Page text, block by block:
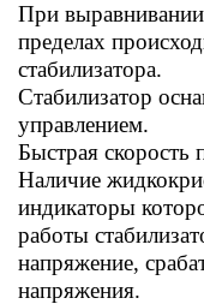
При
пределах
стабилизатора.
Стабилизатор
управлением.
Быстрая скорость
Наличие
индикаторы
работы
напряжение,
напряжения.